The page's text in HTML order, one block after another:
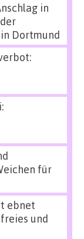
in
Dortmund
für
ebnet
und